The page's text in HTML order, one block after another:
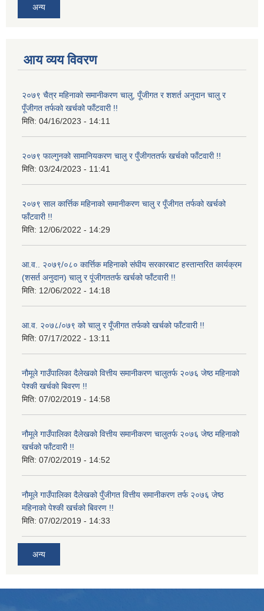
अन्य
आय व्यय विवरण
२०७९ चैत्र महिनाको समानीकरण चालु, पूँजीगत र शशर्त अनुदान चालु र
पूँजीगत तर्फको खर्चको फाँटवारी !!
मिति: 04/16/2023 - 14:11
२०७९ फाल्गुनको सामानियकरण चालु र पुँजीगततर्फ खर्चको फाँटवारी !!
मिति: 03/24/2023 - 11:41
२०७९ साल कार्त्तिक महिनाको समानीकरण चालु र पूँजीगत तर्फको खर्चको
फाँटवारी !!
मिति: 12/06/2022 - 14:29
आ.व.. २०७९/०८० कार्त्तिक महिनाको संघीय सरकारबाट हस्तान्तरित कार्यक्रम
(शसर्त अनुदान) चालु र पूंजीगततर्फ खर्चको फाँटवारी !!
मिति: 12/06/2022 - 14:18
आ.व. २०७८/०७९ को चालु र पूँजीगत तर्फको खर्चको फाँटवारी !!
मिति: 07/17/2022 - 13:11
नौमूले गाउँपालिका दैलेखको वित्तीय समानीकरण चालुतर्फ २०७६ जेष्ठ महिनाको
पेश्की खर्चको बिवरण !!
मिति: 07/02/2019 - 14:58
नौमूले गाउँपालिका दैलेखको वित्तीय समानीकरण चालुतर्फ २०७६ जेष्ठ महिनाको
खर्चको फाँटवारी !!
मिति: 07/02/2019 - 14:52
नौमूले गाउँपालिका दैलेखको पुँजीगत वित्तीय समानीकरण तर्फ २०७६ जेष्ठ
महिनाको पेश्की खर्चको बिवरण !!
मिति: 07/02/2019 - 14:33
अन्य